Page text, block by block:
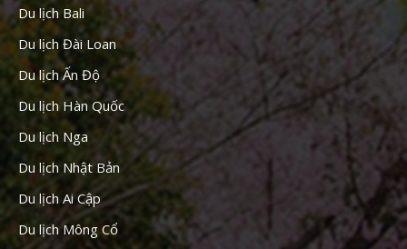
Du lịch Bali
Du lịch Đài Loan
Du lịch Ấn Độ
Du lịch Hàn Quốc
Du lịch Nga
Du lịch Nhật Bản
Du lịch Ai Cập
Du lịch Mông Cổ